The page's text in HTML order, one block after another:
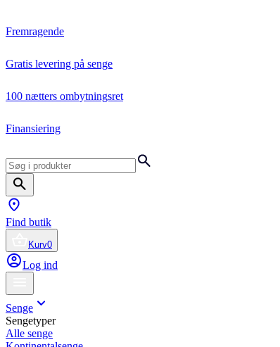
Fremragende
Gratis levering på senge
100 nætters ombytningsret
Finansiering
Find butik
Kurv0
Log ind
Senge
Sengetyper
Alle senge